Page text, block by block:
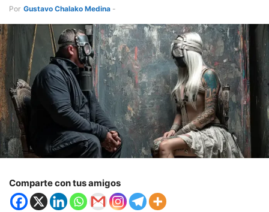
Por Gustavo Chalako Medina -
Comparte con tus amigos